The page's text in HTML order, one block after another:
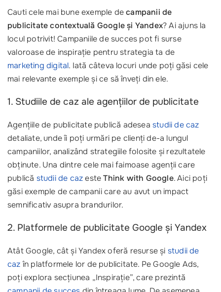
Cauti cele mai bune exemple decampanii de
publicitate contextuală Google și Yandex? Ai ajuns la
locul potrivit! Campaniile de succes pot fi surse
valoroase de inspirație pentru strategia ta de
marketing digital. Iată câteva locuri unde poți găsi cele
mai relevante exemple și ce să înveți din ele.
1. Studiile de caz ale agențiilor de publicitate
Agențiile de publicitate publică adesea studii de caz
detaliate, unde îi poți urmări pe clienți de-a lungul
campaniilor, analizând strategiile folosite și rezultatele
obținute. Una dintre cele mai faimoase agenții care
publică studii de cazesteThink with Google. Aici poți
găsi exemple de campanii care au avut un impact
semnificativ asupra brandurilor.
2. Platformele de publicitate Google și Yandex
Atât Google, cât și Yandex oferă resurse și studii de
cazîn platformele lor de publicitate. Pe Google Ads,
poți explora secțiunea „Inspirație”, care prezintă